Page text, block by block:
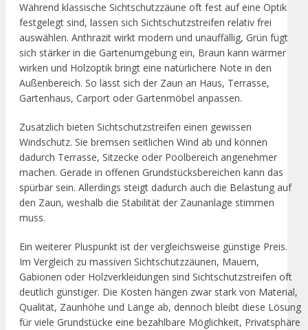
Während klassische Sichtschutzzäune oft fest auf eine Optik
festgelegt sind, lassen sich Sichtschutzstreifen relativ frei
auswählen. Anthrazit wirkt modern und unauffällig, Grün fügt
sich stärker in die Gartenumgebung ein, Braun kann wärmer
wirken und Holzoptik bringt eine natürlichere Note in den
Außenbereich. So lässt sich der Zaun an Haus, Terrasse,
Gartenhaus, Carport oder Gartenmöbel anpassen.
Zusätzlich bieten Sichtschutzstreifen einen gewissen
Windschutz. Sie bremsen seitlichen Wind ab und können
dadurch Terrasse, Sitzecke oder Poolbereich angenehmer
machen. Gerade in offenen Grundstücksbereichen kann das
spürbar sein. Allerdings steigt dadurch auch die Belastung auf
den Zaun, weshalb die Stabilität der Zaunanlage stimmen
muss.
Ein weiterer Pluspunkt ist der vergleichsweise günstige Preis.
Im Vergleich zu massiven Sichtschutzzäunen, Mauern,
Gabionen oder Holzverkleidungen sind Sichtschutzstreifen oft
deutlich günstiger. Die Kosten hängen zwar stark von Material,
Qualität, Zaunhöhe und Länge ab, dennoch bleibt diese Lösung
für viele Grundstücke eine bezahlbare Möglichkeit, Privatsphäre